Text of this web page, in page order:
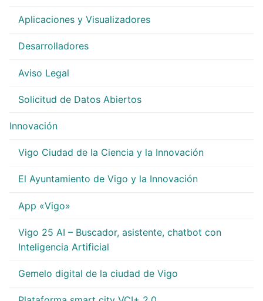
Aplicaciones y Visualizadores
Desarrolladores
Aviso Legal
Solicitud de Datos Abiertos
Innovación
Vigo Ciudad de la Ciencia y la Innovación
El Ayuntamiento de Vigo y la Innovación
App «Vigo»
Vigo 25 AI – Buscador, asistente, chatbot con
Inteligencia Artificial
Gemelo digital de la ciudad de Vigo